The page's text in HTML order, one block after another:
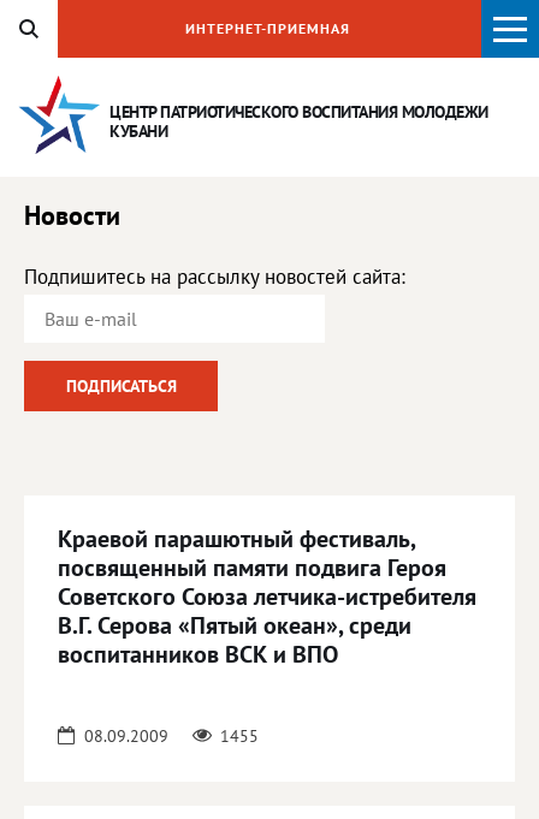
ЦЕНТР ПАТРИОТИЧЕСКОГО ВОСПИТАНИЯМОЛОДЕЖИ
КУБАНИ
ИНТЕРНЕТ-ПРИЕМНАЯ
Новости
Подпишитесь на рассылку новостей сайта:
Краевой парашютный фестиваль,
посвященный памяти подвига Героя
Советского Союза летчика-истребителя
В.Г. Серова «Пятый океан», среди
воспитанников ВСК и ВПО
08.09.2009 1455